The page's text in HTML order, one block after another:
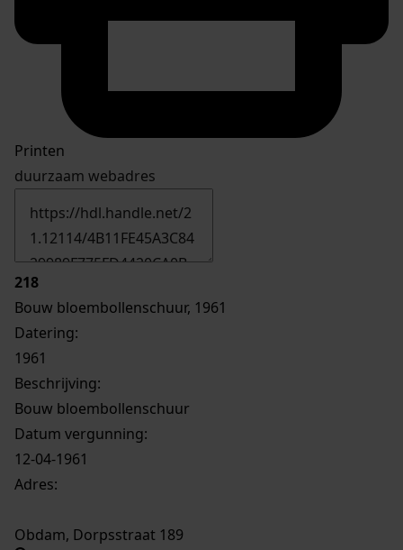
Printen
duurzaam webadres
218
Bouw bloembollenschuur, 1961
Datering:
1961
Beschrijving:
Bouw bloembollenschuur
Datum vergunning:
12-04-1961
Adres:
Obdam, Dorpsstraat 189